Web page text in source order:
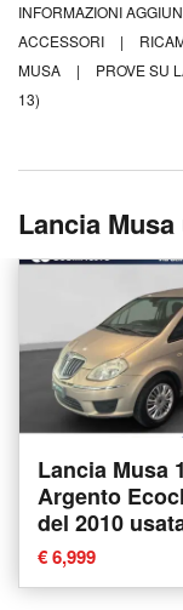
INFORMAZIONI
ACCESSORI
|
MUSA
| PROVE SU
13)
Lancia
Lancia Musa
Argento
del 2010
Consilina
€ 6,999